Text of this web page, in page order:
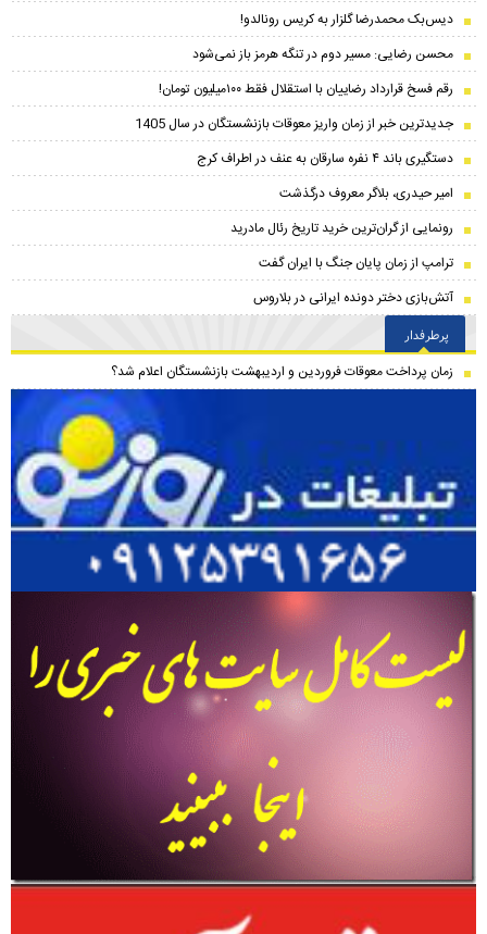
دیس‌بک محمدرضا گلزار به کریس رونالدو!
محسن رضایی: مسیر دوم در تنگه هرمز باز نمی‌شود
رقم فسخ قرارداد رضاییان با استقلال فقط ۱۰۰میلیون تومان!
جدیدترین خبر از زمان واریز معوقات بازنشستگان در سال 1405
دستگیری باند ۴ نفره سارقان به عنف در اطراف کرج
امیر حیدری، بلاگر معروف درگذشت
رونمایی از گران‌ترین خرید تاریخ رئال مادرید
ترامپ از زمان پایان جنگ با ایران گفت
آتش‌بازی دختر دونده ایرانی در بلاروس
پرطرفدار
زمان پرداخت معوقات فروردین و اردیبهشت بازنشستگان اعلام شد؟